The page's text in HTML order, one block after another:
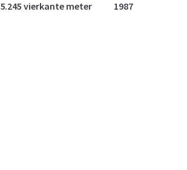
5.245 vierkante meter 1987